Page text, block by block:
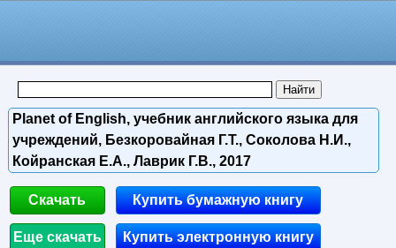
Planet of English, учебник английского языка для
учреждений, Безкоровайная Г.Т., Соколова Н.И.,
Койранская Е.А., Лаврик Г.В., 2017
Скачать
Еще скачать
Купить бумажную книгу
Купить электронную книгу